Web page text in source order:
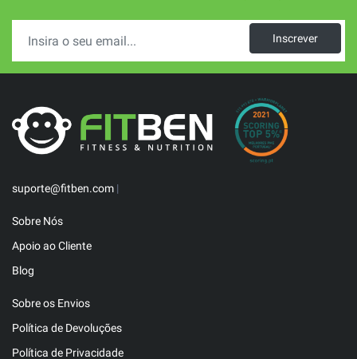
Inscrever
suporte@fitben.com |
Sobre Nós
Apoio ao Cliente
Blog
Sobre os Envios
Política de Devoluções
Política de Privacidade